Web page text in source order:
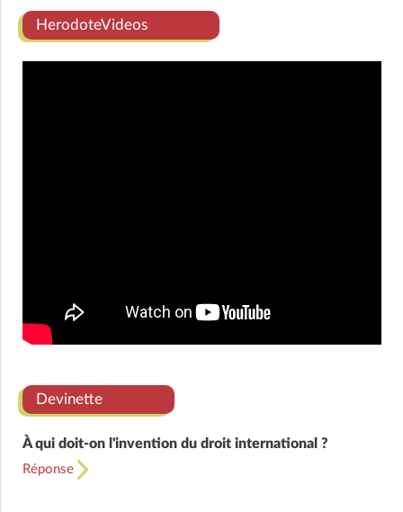
HerodoteVideos
Devinette
À qui doit-on l'invention du droit international ?
Réponse